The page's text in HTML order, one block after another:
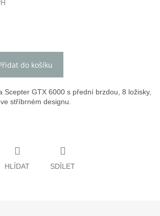
do košíku
Scepter GTX 6000 s přední brzdou, 8 ložisky,
stříbrném designu.
HLÍDAT SDÍLET